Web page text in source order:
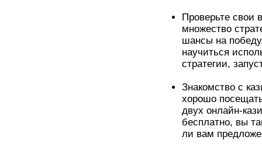
Проверьте свои
множество
шансы на
научиться
стратегии,
Знакомство с
хорошо
двух онлайн-
бесплатно, вы
ли вам